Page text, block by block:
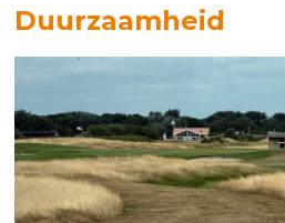
Duurzaamheid